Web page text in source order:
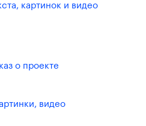
картинок и видео
о проекте
видео